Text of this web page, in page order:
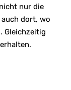
nur die
dort, wo
Gleichzeitig